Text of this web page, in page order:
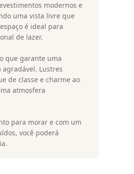
modernos e
uma vista livre que
é ideal para
de lazer.
que garante uma
Lustres
de classe e charme ao
atmosfera
para morar e com um
você poderá